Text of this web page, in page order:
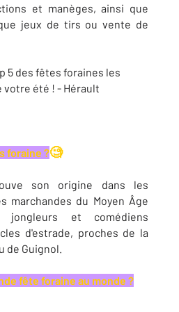
et manèges, ainsi que
jeux de tirs ou vente de
foraine ?🧐
son origine dans les
marchandes du Moyen Âge
jongleurs et comédiens
d'estrade, proches de la
de Guignol.
fête foraine au monde ?